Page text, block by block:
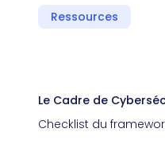
Ressources
Le Cadre de
Checklist du